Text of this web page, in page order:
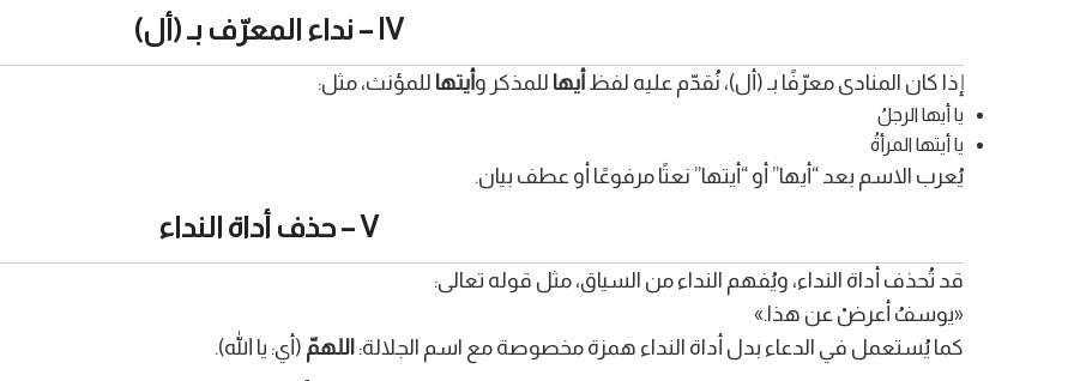
IV – نداء المعرّف بـ (أل)
إذا كان المنادى معرّفًا بـ (أل)، نُقدّم عليه لفظأيها للمذكر وأيتها للمؤنث، مثل:
يا أيها الرجلُ
يا أيتها المرأةُ
يُعرب الاسم بعد “أيها” أو “أيتها” نعتًا مرفوعًا أو عطف بيان.
V – حذف أداة النداء
قد تُحذف أداة النداء، ويُفهم النداء من السياق، مثل قوله تعالى:
«يوسفُ أعرضْ عن هذا.»
كما يُستعمل في الدعاء بدل أداة النداء همزة مخصوصة مع اسم الجلالة:اللهمّ (أي: يا الله).